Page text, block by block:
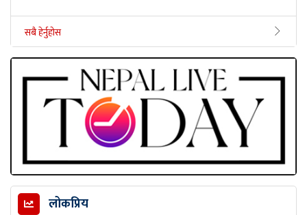
सबै हेर्नुहोस
लोकप्रिय